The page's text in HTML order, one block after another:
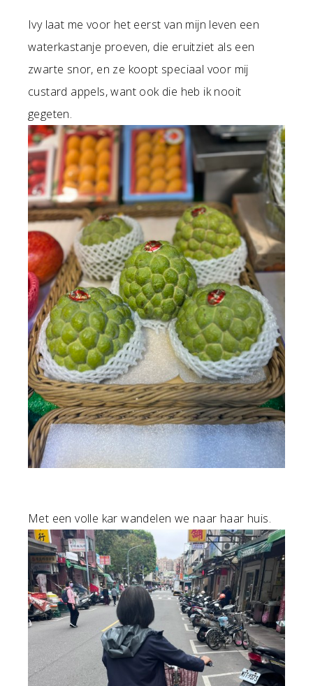
Ivy laat me voor het eerst van mijn leven een
waterkastanje proeven, die eruitziet als een
zwarte snor, en ze koopt speciaal voor mij
custard appels, want ook die heb ik nooit
gegeten.
Met een volle kar wandelen we naar haar huis.